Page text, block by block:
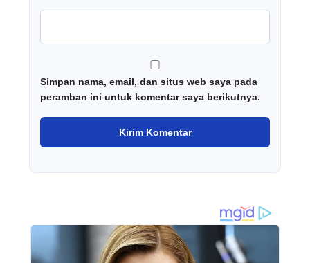
Simpan nama, email, dan situs web saya pada
peramban ini untuk komentar saya berikutnya.